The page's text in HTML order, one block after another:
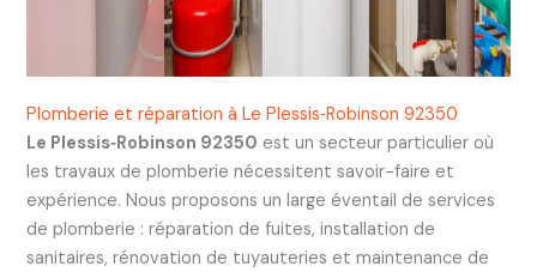
Plomberie et réparation à Le Plessis‑Robinson 92350
Le Plessis‑Robinson 92350 est un secteur particulier où
les travaux de plomberie nécessitent savoir-faire et
expérience. Nous proposons un large éventail de services
de plomberie : réparation de fuites, installation de
sanitaires, rénovation de tuyauteries et maintenance de